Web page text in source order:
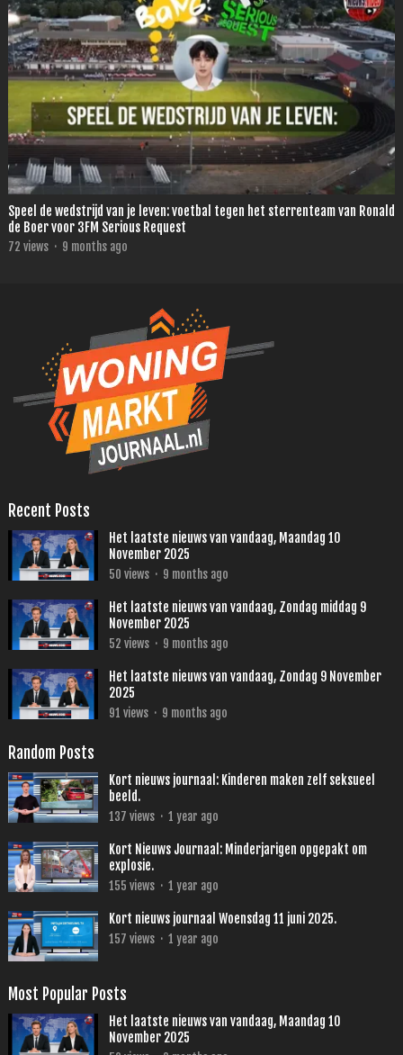
Speel de wedstrijd van je leven: voetbal tegen het sterrenteam van Ronald
de Boer voor 3FM Serious Request
72 views · 9 months ago
Recent Posts
Het laatste nieuws van vandaag, Maandag 10
November 2025
50 views · 9 months ago
Het laatste nieuws van vandaag, Zondag middag 9
November 2025
52 views · 9 months ago
Het laatste nieuws van vandaag, Zondag 9 November
2025
91 views · 9 months ago
Random Posts
Kort nieuws journaal: Kinderen maken zelf seksueel
beeld.
137 views · 1 year ago
Kort Nieuws Journaal: Minderjarigen opgepakt om
explosie.
155 views · 1 year ago
Kort nieuws journaal Woensdag 11 juni 2025.
157 views · 1 year ago
Most Popular Posts
Het laatste nieuws van vandaag, Maandag 10
November 2025